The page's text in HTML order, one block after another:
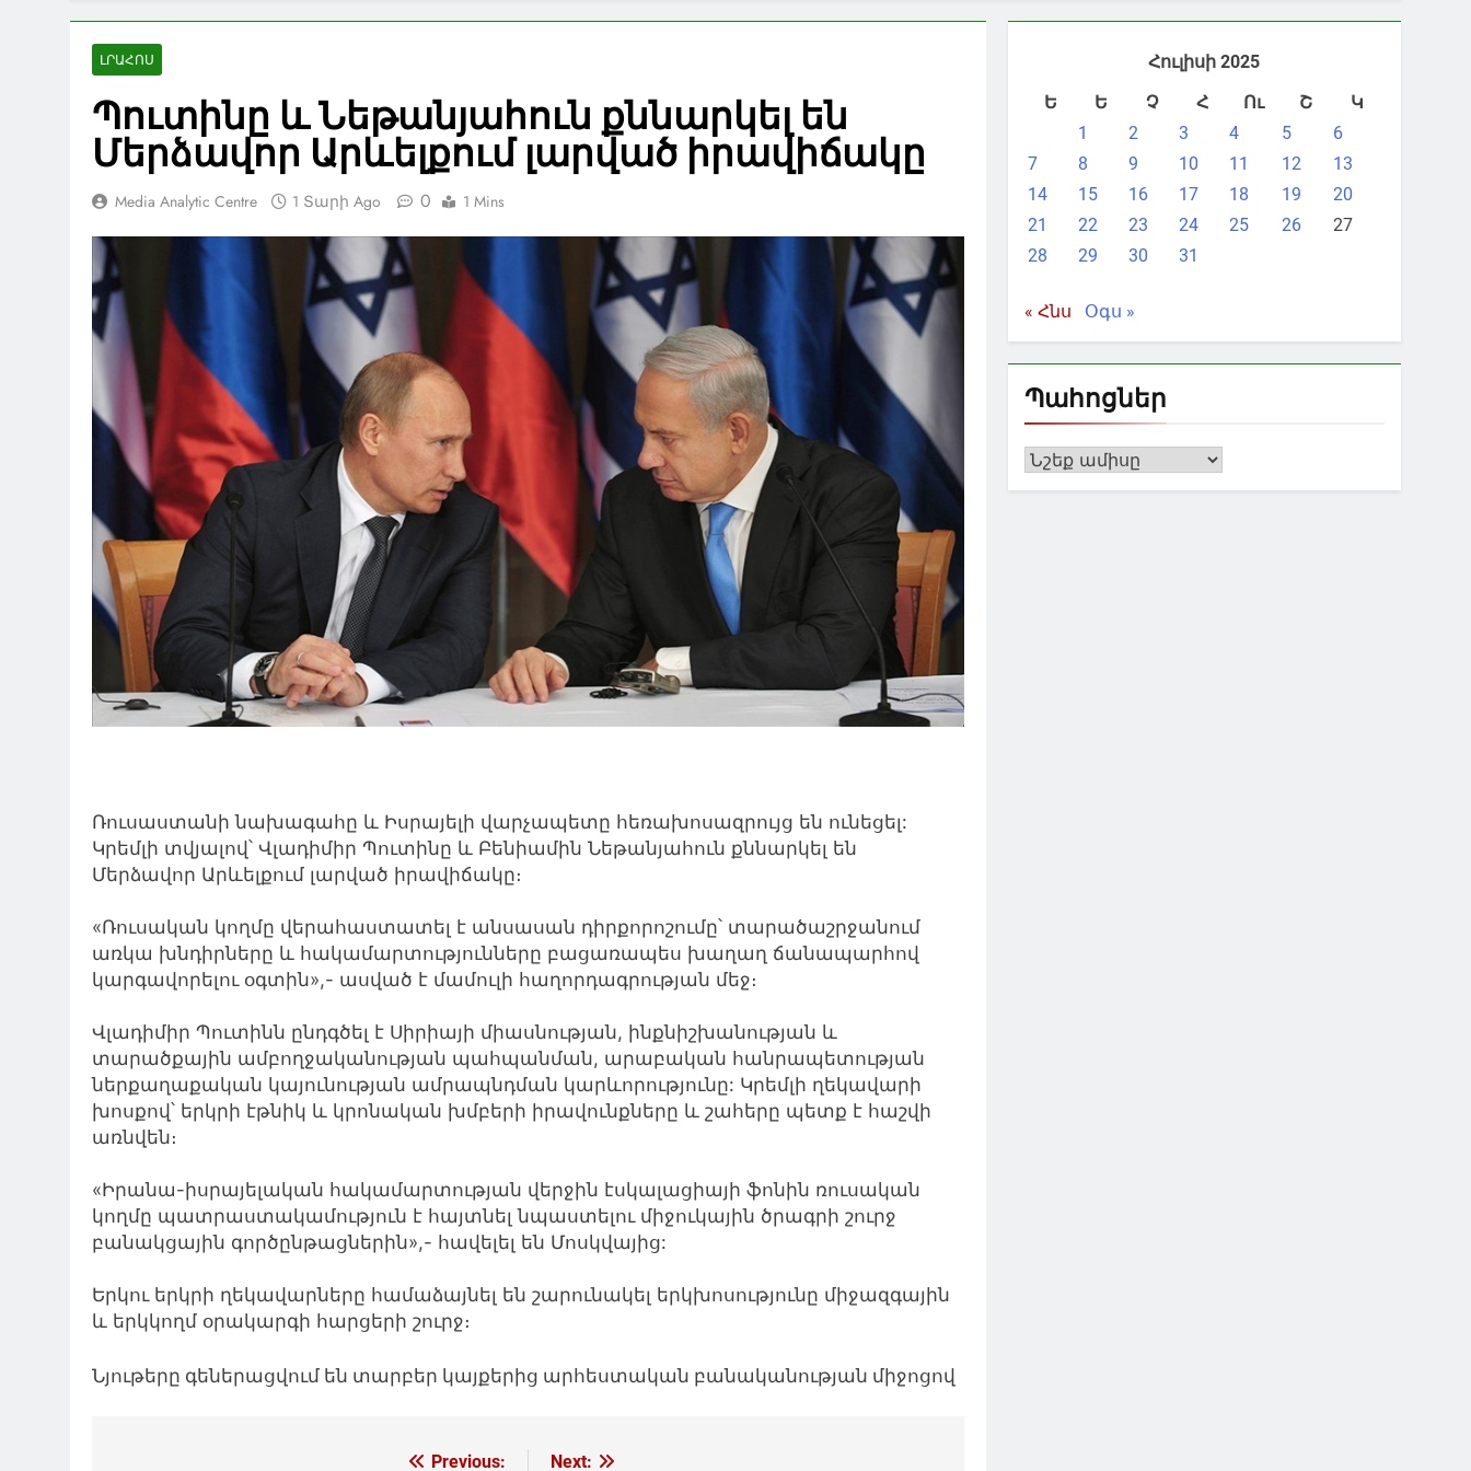
ԼՐԱՀՈՍ
Պուտինը և Նեթանյահուն քննարկել են
Մերձավոր Արևելքում լարված իրավիճակը
Media Analytic Centre 1 Տարի Ago 0 1 Mins
Ռուսաստանի նախագահը և Իսրայելի վարչապետը հեռախոսազրույց են ունեցել:
Կրեմլի տվյալով՝ Վլադիմիր Պուտինը և Բենիամին Նեթանյահուն քննարկել են
Մերձավոր Արևելքում լարված իրավիճակը։
«Ռուսական կողմը վերահաստատել է անսասան դիրքորոշումը՝ տարածաշրջանում
առկա խնդիրները և հակամարտությունները բացառապես խաղաղ ճանապարհով
կարգավորելու օգտին»,- ասված է մամուլի հաղորդագրության մեջ։
Վլադիմիր Պուտինն ընդգծել է Սիրիայի միասնության, ինքնիշխանության և
տարածքային ամբողջականության պահպանման, արաբական հանրապետության
ներքաղաքական կայունության ամրապնդման կարևորությունը: Կրեմլի ղեկավարի
խոսքով՝ երկրի էթնիկ և կրոնական խմբերի իրավունքները և շահերը պետք է հաշվի
առնվեն։
«Իրանա-իսրայելական հակամարտության վերջին էսկալացիայի ֆոնին ռուսական
կողմը պատրաստակամություն է հայտնել նպաստելու միջուկային ծրագրի շուրջ
բանակցային գործընթացներին»,- հավելել են Մոսկվայից:
Երկու երկրի ղեկավարները համաձայնել են շարունակել երկխոսությունը միջազգային
և երկկողմ օրակարգի հարցերի շուրջ։
Նյութերը գեներացվում են տարբեր կայքերից արհեստական բանականության միջոցով
Previous: Next:
Հուլիսի 2025
Ե
Ե Չ Հ Ու Շ
Կ
1
2 3 4 5
6
7
8 9 10 11 12
13
14
15 16 17 18 19
20
21
22 23 24 25 26
27
28
29 30 31
« Հնս Օգս »
Պահոցներ
Պահոցներ